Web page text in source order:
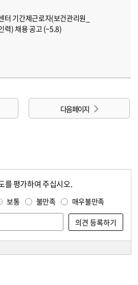
터 기간제근로자(보건관리원_
력) 채용 공고 (~5.8)
다음 페이지
를 평가하여 주십시오.
보통 불만족 매우불만족